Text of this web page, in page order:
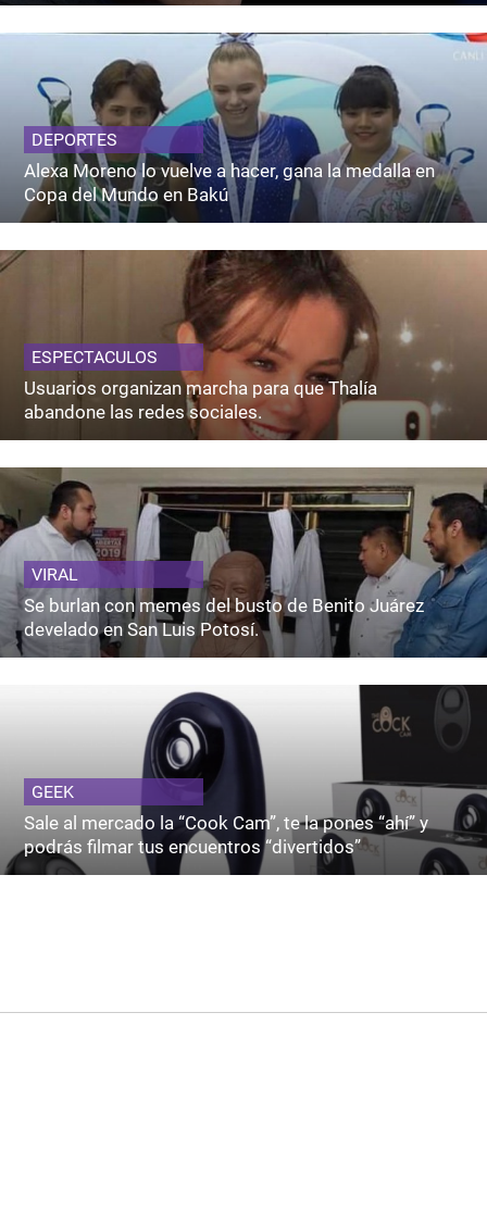
DEPORTES
Alexa Moreno lo vuelve a hacer, gana la medalla en
Copa del Mundo en Bakú
ESPECTACULOS
Usuarios organizan marcha para que Thalía
abandone las redes sociales.
VIRAL
Se burlan con memes del busto de Benito Juárez
develado en San Luis Potosí.
GEEK
Sale al mercado la “Cook Cam”, te la pones “ahí” y
podrás filmar tus encuentros “divertidos”